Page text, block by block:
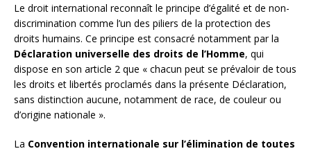
Le droit international reconnaît le principe d’égalité et de non-
discrimination comme l’un des piliers de la protection des
droits humains. Ce principe est consacré notamment par la
Déclaration universelle des droits de l’Homme, qui
dispose en son article 2 que « chacun peut se prévaloir de tous
les droits et libertés proclamés dans la présente Déclaration,
sans distinction aucune, notamment de race, de couleur ou
d’origine nationale ».
La Convention internationale sur l’élimination de toutes